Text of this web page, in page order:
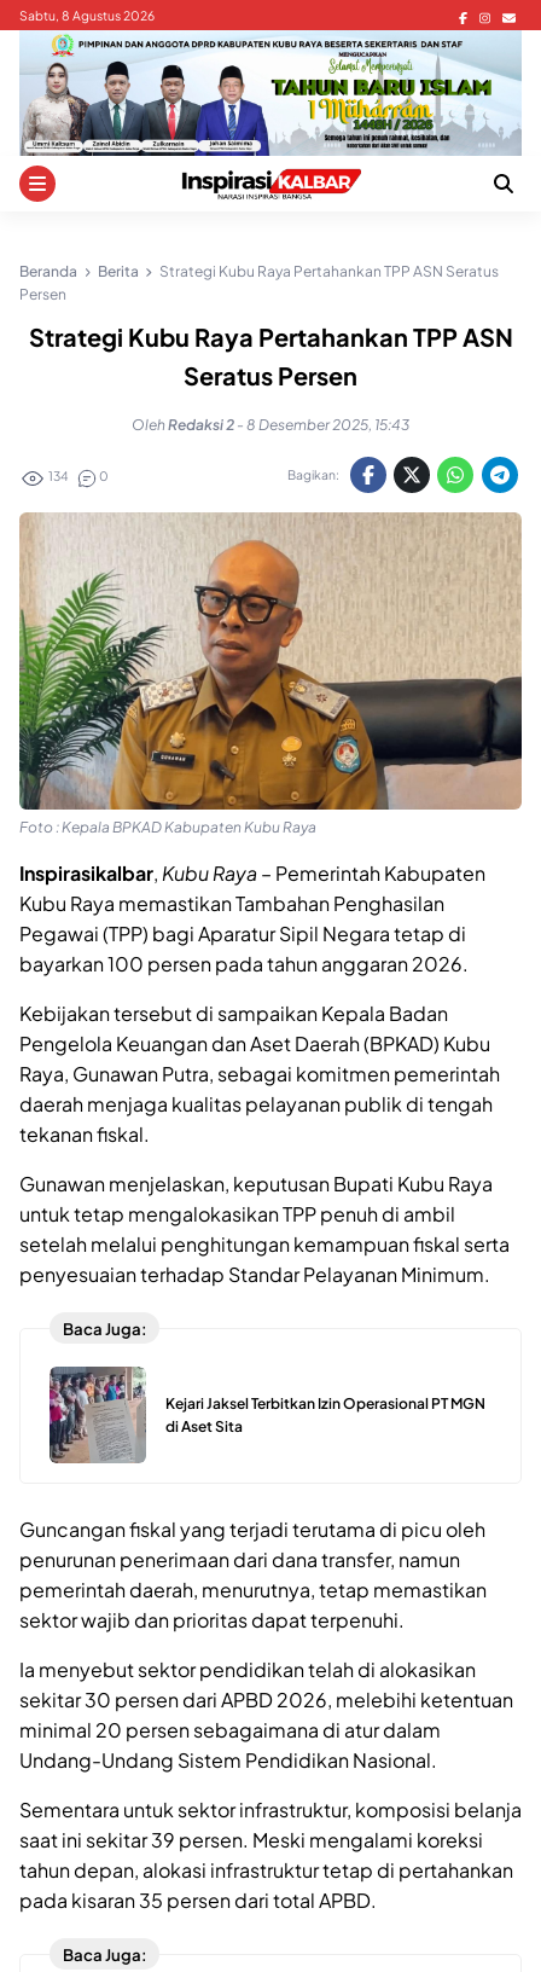
Skip
content
Sabtu, 8 Agustus 2026
Beranda Berita
Strategi Kubu Raya Pertahankan TPP ASN Seratus
Persen
Strategi Kubu Raya Pertahankan TPP ASN
Seratus Persen
OlehRedaksi 2 - 8 Desember 2025, 15:43
134 0 Bagikan:
Foto : Kepala BPKAD Kabupaten Kubu Raya
Inspirasikalbar, Kubu Raya – Pemerintah Kabupaten
Kubu Raya memastikan Tambahan Penghasilan
Pegawai (TPP) bagi Aparatur Sipil Negara tetap di
bayarkan 100 persen pada tahun anggaran 2026.
Kebijakan tersebut di sampaikan Kepala Badan
Pengelola Keuangan dan Aset Daerah (BPKAD) Kubu
Raya, Gunawan Putra, sebagai komitmen pemerintah
daerah menjaga kualitas pelayanan publik di tengah
tekanan fiskal.
Gunawan menjelaskan, keputusan Bupati Kubu Raya
untuk tetap mengalokasikan TPP penuh di ambil
setelah melalui penghitungan kemampuan fiskal serta
penyesuaian terhadap Standar Pelayanan Minimum.
Baca Juga:
Kejari Jaksel Terbitkan Izin Operasional PT MGN
di Aset Sita
Guncangan fiskal yang terjadi terutama di picu oleh
penurunan penerimaan dari dana transfer, namun
pemerintah daerah, menurutnya, tetap memastikan
sektor wajib dan prioritas dapat terpenuhi.
Ia menyebut sektor pendidikan telah di alokasikan
sekitar 30 persen dari APBD 2026, melebihi ketentuan
minimal 20 persen sebagaimana di atur dalam
Undang-Undang Sistem Pendidikan Nasional.
Sementara untuk sektor infrastruktur, komposisi belanja
saat ini sekitar 39 persen. Meski mengalami koreksi
tahun depan, alokasi infrastruktur tetap di pertahankan
pada kisaran 35 persen dari total APBD.
Baca Juga: